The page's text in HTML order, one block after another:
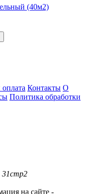
(40м2)
Контакты О
Политика обработки
31стр2
на сайте -